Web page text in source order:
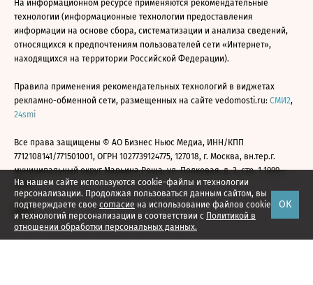
На нашем сайте используются cookie-файлы и технологии
персонализации. Продолжая пользоваться данным сайтом, вы
подтверждаете свое согласие на использование файлов cookie
и технологий персонализации в соответствии с Политикой в
отношении обработки персональных данных.
ОК
На информационном ресурсе применяются рекомендательные
технологии (информационные технологии предоставления
информации на основе сбора, систематизации и анализа сведений,
относящихся к предпочтениям пользователей сети «Интернет»,
находящихся на территории Российской Федерации).
Правила применения рекомендательных технологий в виджетах
рекламно-обменной сети, размещенных на сайте vedomosti.ru: СМИ2,
24smi
Все права защищены © АО Бизнес Ньюс Медиа, ИНН/КПП
7712108141/771501001, ОГРН 1027739124775, 127018, г. Москва, вн.тер.г.
муниципальный округ Марьина Роща, ул. Полковая, д. 3, стр. 1 1999—
2026